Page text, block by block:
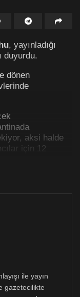
, yayınladığı
duyurdu.
dönen
aksi halde
için 12
isimleri
tespit edildiği
ile yayın
gazetecilikte